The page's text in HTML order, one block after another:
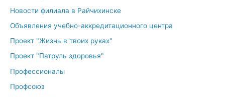
Новости филиала в Райчихинске
Объявления учебно-аккредитационного центра
Проект "Жизнь в твоих руках"
Проект "Патруль здоровья"
Профессионалы
Профсоюз